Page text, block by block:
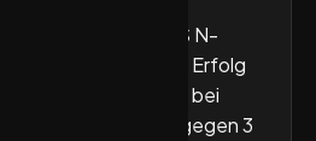
des TuS N-
einem verdienten Erfolg
tatsächlich stark, bei
Tagen 4:2 Punkte gegen 3